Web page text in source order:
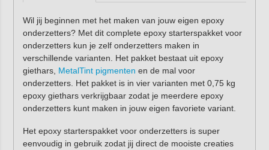
Wil jij beginnen met het maken van jouw eigen epoxy
onderzetters? Met dit complete epoxy starterspakket voor
onderzetters kun je zelf onderzetters maken in
verschillende varianten. Het pakket bestaat uit epoxy
giethars, MetalTint pigmenten en de mal voor
onderzetters. Het pakket is in vier varianten met 0,75 kg
epoxy giethars verkrijgbaar zodat je meerdere epoxy
onderzetters kunt maken in jouw eigen favoriete variant.
Het epoxy starterspakket voor onderzetters is super
eenvoudig in gebruik zodat jij direct de mooiste creaties